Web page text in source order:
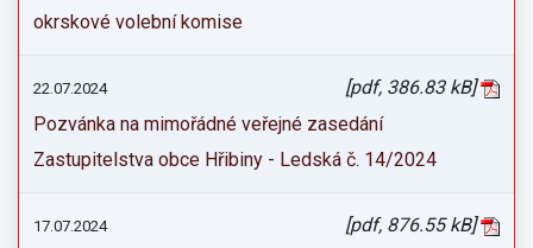
okrskové volební komise
22.07.2024
[pdf, 386.83 kB]
Pozvánka na mimořádné veřejné zasedání
Zastupitelstva obce Hřibiny - Ledská č. 14/2024
17.07.2024
[pdf, 876.55 kB]